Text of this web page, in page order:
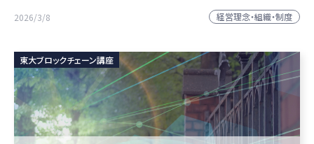
2026/3/8 経営理念・組織・制度
東大ブロックチェーン講座